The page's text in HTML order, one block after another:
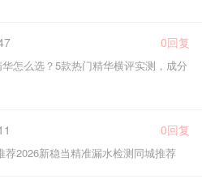
0回复
怎么选？5款热门精华横评实测，成分
0回复
荐2026新稳当精准漏水检测同城推荐